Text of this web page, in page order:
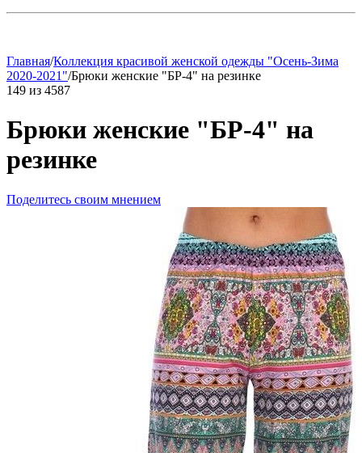
Главная/Коллекция красивой женской одежды "Осень-Зима
2020-2021"/Брюки женские "БР-4" на резинке
149 из 4587
Брюки женские "БР-4" на
резинке
Поделитесь своим мнением